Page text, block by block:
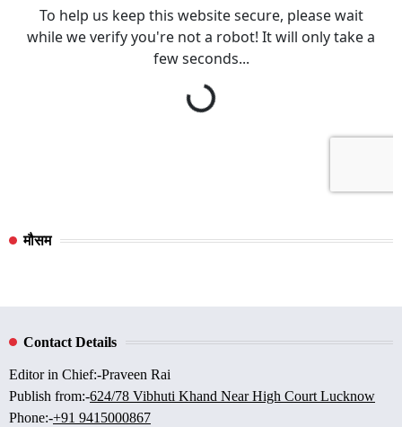
मौसम
Contact Details
Editor in Chief:-Praveen Rai
Publish from:-624/78 Vibhuti Khand Near High Court Lucknow
Phone:-+91 9415000867